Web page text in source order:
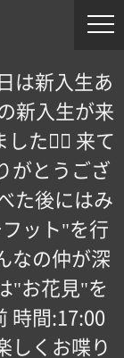
は新入生あ
新入生が来
た！🏻️ 来て
がとうござ
た後にはみ
ット"を行
なの仲が深
"お花見"を
時間:17:00
しくお喋り